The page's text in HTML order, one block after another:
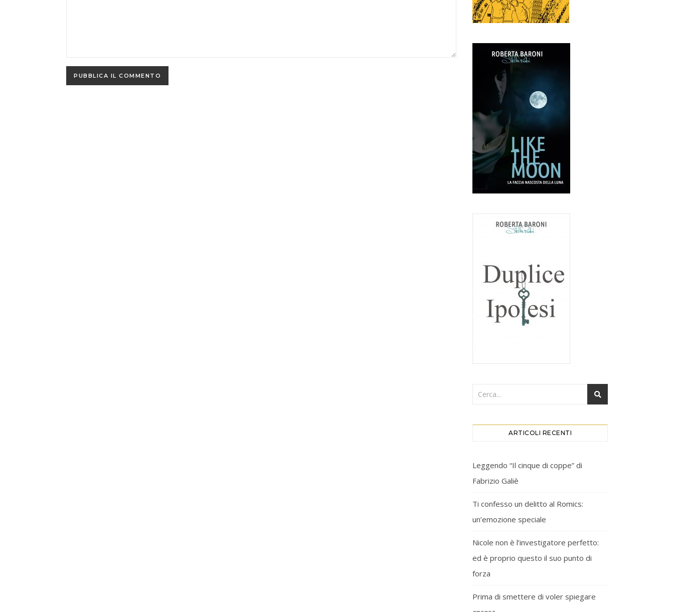
ARTICOLI RECENTI
Leggendo “Il cinque di coppe” di
Fabrizio Galiè
Ti confesso un delitto al Romics:
un’emozione speciale
Nicole non è l’investigatore perfetto:
ed è proprio questo il suo punto di
forza
Prima di smettere di voler spiegare